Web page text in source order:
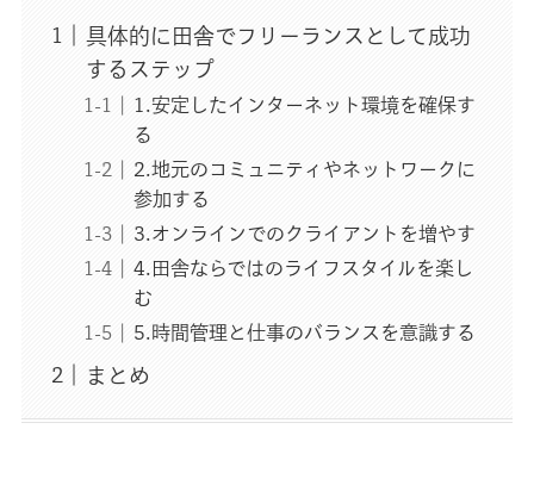
具体的に田舎でフリーランスとして成功
するステップ
1.安定したインターネット環境を確保す
る
2.地元のコミュニティやネットワークに
参加する
3.オンラインでのクライアントを増やす
4.田舎ならではのライフスタイルを楽し
む
5.時間管理と仕事のバランスを意識する
まとめ